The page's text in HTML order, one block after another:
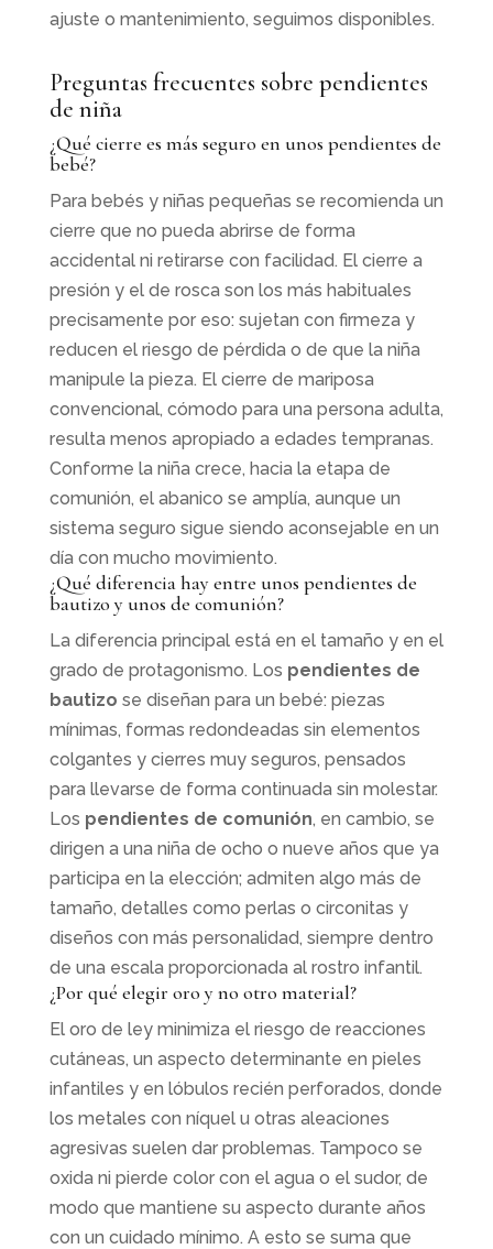
ajuste o mantenimiento, seguimos disponibles.
Preguntas frecuentes sobre pendientes
de niña
¿Qué cierre es más seguro en unos pendientes de
bebé?
Para bebés y niñas pequeñas se recomienda un
cierre que no pueda abrirse de forma
accidental ni retirarse con facilidad. El cierre a
presión y el de rosca son los más habituales
precisamente por eso: sujetan con firmeza y
reducen el riesgo de pérdida o de que la niña
manipule la pieza. El cierre de mariposa
convencional, cómodo para una persona adulta,
resulta menos apropiado a edades tempranas.
Conforme la niña crece, hacia la etapa de
comunión, el abanico se amplía, aunque un
sistema seguro sigue siendo aconsejable en un
día con mucho movimiento.
¿Qué diferencia hay entre unos pendientes de
bautizo y unos de comunión?
La diferencia principal está en el tamaño y en el
grado de protagonismo. Los pendientes de
bautizo se diseñan para un bebé: piezas
mínimas, formas redondeadas sin elementos
colgantes y cierres muy seguros, pensados
para llevarse de forma continuada sin molestar.
Los pendientes de comunión, en cambio, se
dirigen a una niña de ocho o nueve años que ya
participa en la elección; admiten algo más de
tamaño, detalles como perlas o circonitas y
diseños con más personalidad, siempre dentro
de una escala proporcionada al rostro infantil.
¿Por qué elegir oro y no otro material?
El oro de ley minimiza el riesgo de reacciones
cutáneas, un aspecto determinante en pieles
infantiles y en lóbulos recién perforados, donde
los metales con níquel u otras aleaciones
agresivas suelen dar problemas. Tampoco se
oxida ni pierde color con el agua o el sudor, de
modo que mantiene su aspecto durante años
con un cuidado mínimo. A esto se suma que